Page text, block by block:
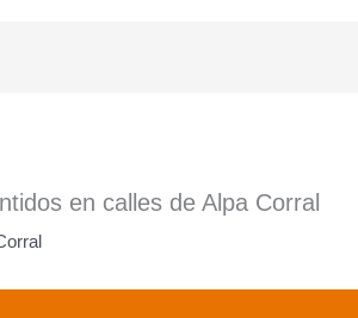
en calles de Alpa Corral